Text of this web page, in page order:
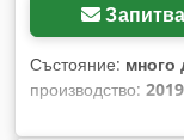
Състояние: много
производство: 2019
Продава се